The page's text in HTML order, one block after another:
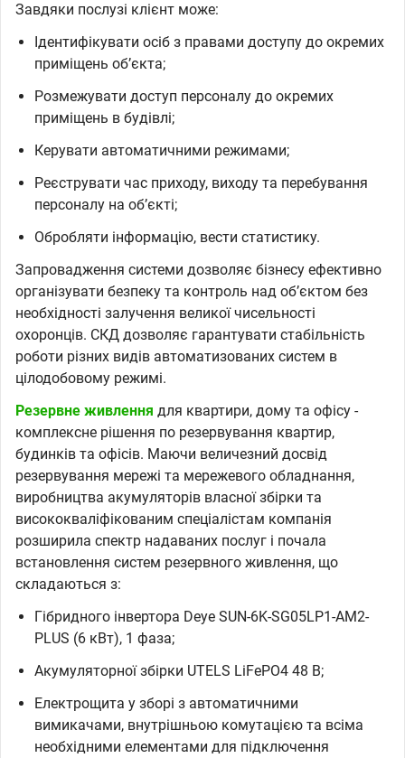
Завдяки послузі клієнт може:
Ідентифікувати осіб з правами доступу до окремих
приміщень обʼєкта;
Розмежувати доступ персоналу до окремих
приміщень в будівлі;
Керувати автоматичними режимами;
Реєструвати час приходу, виходу та перебування
персоналу на обʼєкті;
Обробляти інформацію, вести статистику.
Запровадження системи дозволяє бізнесу ефективно
організувати безпеку та контроль над обʼєктом без
необхідності залучення великої чисельності
охоронців. СКД дозволяє гарантувати стабільність
роботи різних видів автоматизованих систем в
цілодобовому режимі.
Резервне живлення для квартири, дому та офісу -
комплексне рішення по резервування квартир,
будинків та офісів. Маючи величезний досвід
резервування мережі та мережевого обладнання,
виробництва акумуляторів власної збірки та
висококваліфікованим спеціалістам компанія
розширила спектр надаваних послуг і почала
встановлення систем резервного живлення, що
складаються з:
Гібридного інвертора Deye SUN-6K-SG05LP1-AM2-
PLUS (6 кВт), 1 фаза;
Акумуляторної збірки UTELS LiFePO4 48 В;
Електрощита у зборі з автоматичними
вимикачами, внутрішньою комутацією та всіма
необхідними елементами для підключення